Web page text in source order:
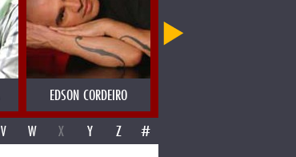
EDSON CORDEIRO
V W X Y Z #